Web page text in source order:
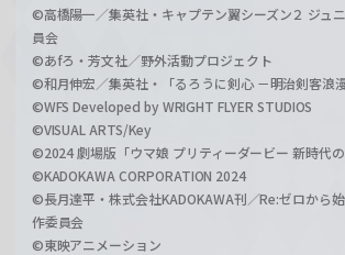
©高橋陽一／集英社・キャプテン翼シーズン２ ジュ
員会
©あfろ・芳文社／野外活動プロジェクト
©和月伸宏／集英社・「るろうに剣心 －明治剣客浪
©WFS Developed by WRIGHT FLYER STUDIOS
©VISUAL ARTS/Key
©2024 劇場版「ウマ娘 プリティーダービー 新時代
©KADOKAWA CORPORATION 2024
©長月達平・株式会社KADOKAWA刊／Re:ゼロから
作委員会
©東映アニメーション